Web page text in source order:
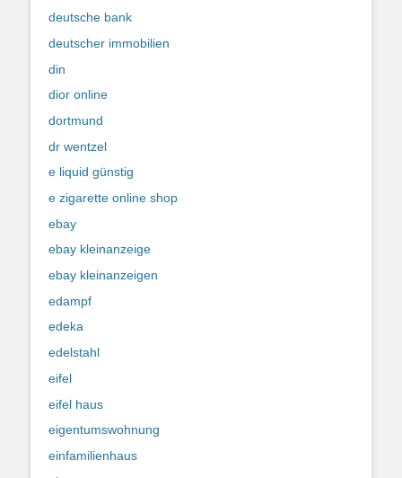
deutsche bank
deutscher immobilien
din
dior online
dortmund
dr wentzel
e liquid günstig
e zigarette online shop
ebay
ebay kleinanzeige
ebay kleinanzeigen
edampf
edeka
edelstahl
eifel
eifel haus
eigentumswohnung
einfamilienhaus